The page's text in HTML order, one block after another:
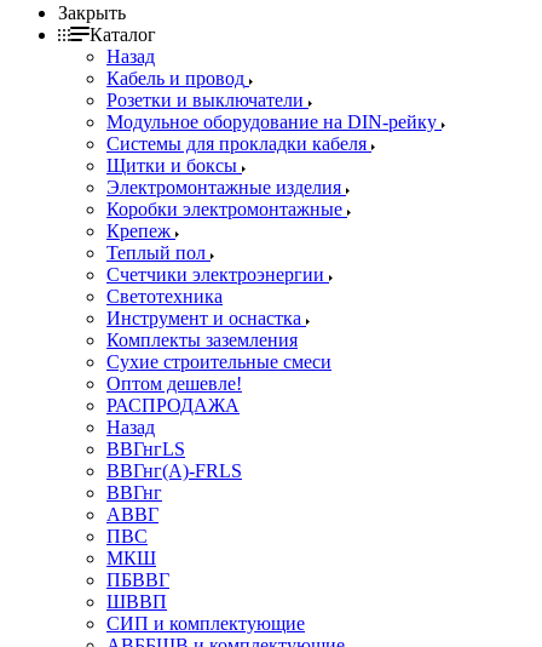
Закрыть
Каталог
Назад
Кабель и провод
Розетки и выключатели
Модульное оборудование на DIN-рейку
Системы для прокладки кабеля
Щитки и боксы
Электромонтажные изделия
Коробки электромонтажные
Крепеж
Теплый пол
Счетчики электроэнергии
Светотехника
Инструмент и оснастка
Комплекты заземления
Сухие строительные смеси
Оптом дешевле!
РАСПРОДАЖА
Назад
ВВГнгLS
ВВГнг(А)-FRLS
ВВГнг
АВВГ
ПВС
МКШ
ПБВВГ
ШВВП
СИП и комплектующие